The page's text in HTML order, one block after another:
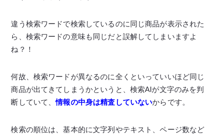
違う検索ワードで検索しているのに同じ商品が表示された
ら、検索ワードの意味も同じだと誤解してしまいますよ
ね？！
何故、検索ワードが異なるのに全くといっていいほど同じ
商品が出てきてしまうかというと、検索AIが文字のみを判
断していて、情報の中身は精査していないからです。
検索の順位は、基本的に文字列やテキスト、ページ数など